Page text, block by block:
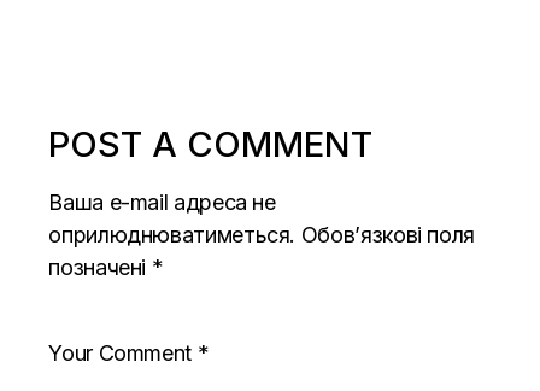
POST A COMMENT
Ваша e-mail адреса не
оприлюднюватиметься. Обов’язкові поля
позначені *